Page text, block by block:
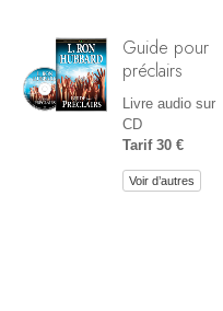
Guide pour
préclairs
Livre audio sur
CD
Tarif 30 €
Voir d’autres